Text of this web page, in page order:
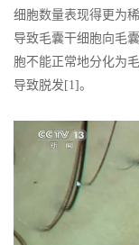
细胞数量表现得更为
导致毛囊干细胞向毛
胞不能正常地分化为
导致脱发[1]。